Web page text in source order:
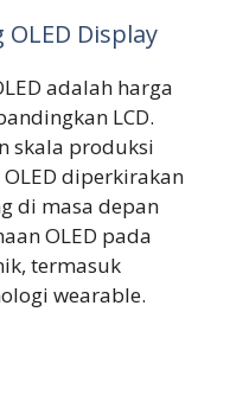
Display
adalah harga
LCD.
skala produksi
diperkirakan
di masa depan
OLED pada
termasuk
wearable.